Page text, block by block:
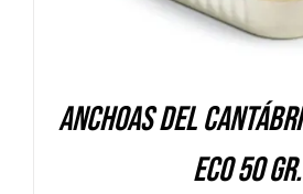
Anchoas del
ECO 50 gr.